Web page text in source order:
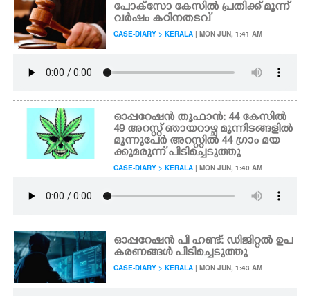
പോക്സോ കേസിൽ പ്രതിക്ക് മൂന്ന്
വർഷം കഠിനതടവ്
CASE-DIARY > KERALA | MON JUN, 1:41 AM
ഓപ്പറേഷൻ തൂഫാൻ: 44 കേസിൽ
49 അറസ്റ്റ് ഞായറാഴ്ച മൂന്നിടങ്ങളിൽ
മൂന്നുപേർ അറസ്റ്റിൽ 44 ഗ്രാം മയ
ക്കുമരുന്ന് പിടിച്ചെടുത്തു
CASE-DIARY > KERALA | MON JUN, 1:40 AM
ഓപ്പറേഷൻ പി ഹണ്ട്: ഡിജിറ്റൽ ഉപ
കരണങ്ങൾ പിടിച്ചെടുത്തു
CASE-DIARY > KERALA | MON JUN, 1:43 AM